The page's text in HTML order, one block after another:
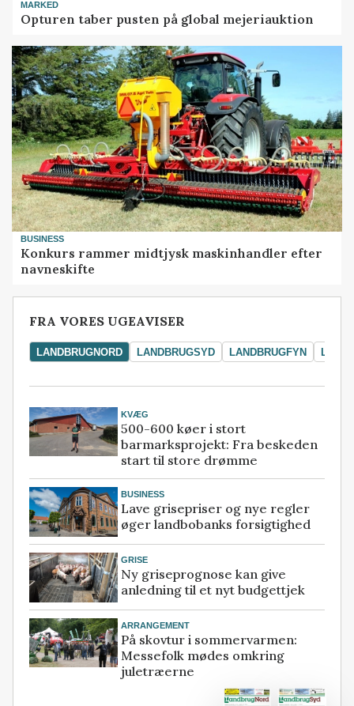
MARKED
Opturen taber pusten på global mejeriauktion
BUSINESS
Konkurs rammer midtjysk maskinhandler efter
navneskifte
FRA VORES UGEAVISER
LANDBRUGNORD LANDBRUGSYD LANDBRUGFYN
KVÆG
500-600 køer i stort
barmarksprojekt: Fra beskeden
start til store drømme
BUSINESS
Lave grisepriser og nye regler
øger landbobanks forsigtighed
GRISE
Ny griseprognose kan give
anledning til et nyt budgettjek
ARRANGEMENT
På skovtur i sommervarmen:
Messefolk mødes omkring
juletræerne